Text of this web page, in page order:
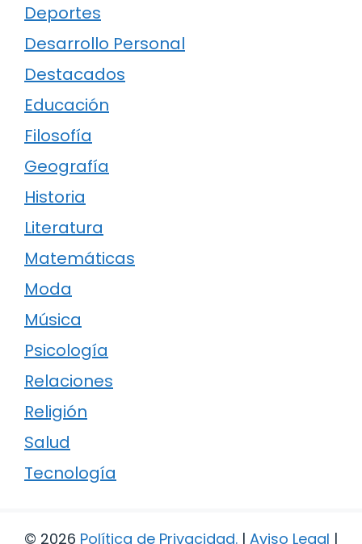
Deportes
Desarrollo Personal
Destacados
Educación
Filosofía
Geografía
Historia
Literatura
Matemáticas
Moda
Música
Psicología
Relaciones
Religión
Salud
Tecnología
© 2026 Política de Privacidad. | Aviso Legal |